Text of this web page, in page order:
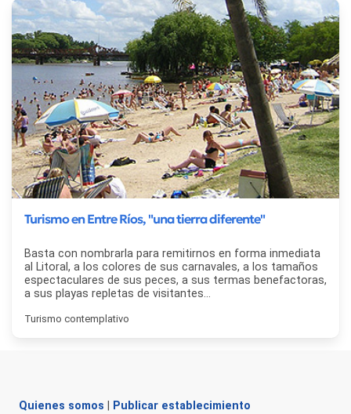
Turismo en Entre Ríos, "una tierra diferente"
Basta con nombrarla para remitirnos en forma inmediata
al Litoral, a los colores de sus carnavales, a los tamaños
espectaculares de sus peces, a sus termas benefactoras,
a sus playas repletas de visitantes...
Turismo contemplativo
Quienes somos Publicar establecimiento